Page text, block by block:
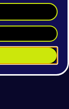
al
è
piano camere
impresa